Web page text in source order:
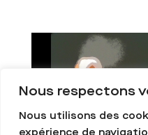
Nous respectons
Nous utilisons des